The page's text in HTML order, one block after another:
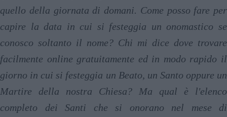
quello della giornata di domani. Come posso fare per
capire la data in cui si festeggia un onomastico se
conosco soltanto il nome? Chi mi dice dove trovare
facilmente online gratuitamente ed in modo rapido il
giorno in cui si festeggia un Beato, un Santo oppure un
Martire della nostra Chiesa? Ma qual è l'elenco
completo dei Santi che si onorano nel mese di